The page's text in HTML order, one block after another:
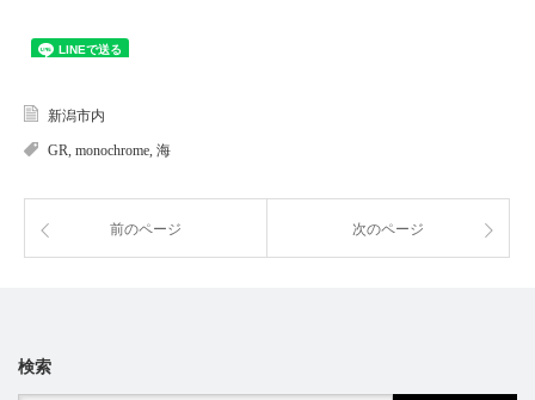
新潟市内
GR, monochrome, 海
前のページ 次のページ
検索